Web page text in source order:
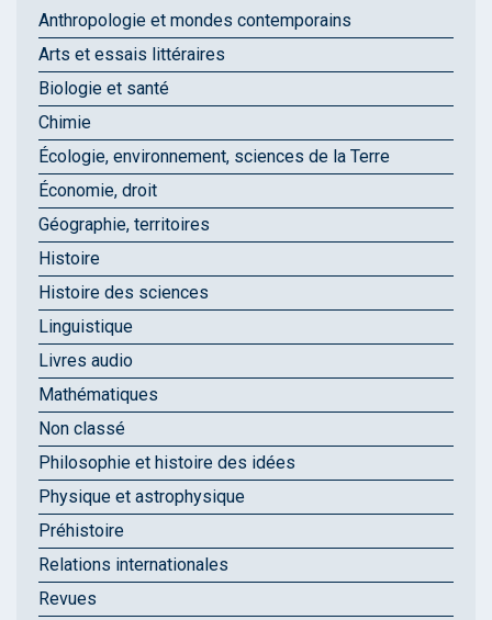
Anthropologie et mondes contemporains
Arts et essais littéraires
Biologie et santé
Chimie
Écologie, environnement, sciences de la Terre
Économie, droit
Géographie, territoires
Histoire
Histoire des sciences
Linguistique
Livres audio
Mathématiques
Non classé
Philosophie et histoire des idées
Physique et astrophysique
Préhistoire
Relations internationales
Revues